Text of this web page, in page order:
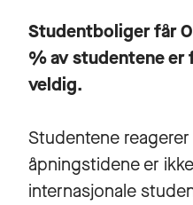
Studentboliger får
% av studentene
veldig.
Studentene
åpningstidene er
internasjonale